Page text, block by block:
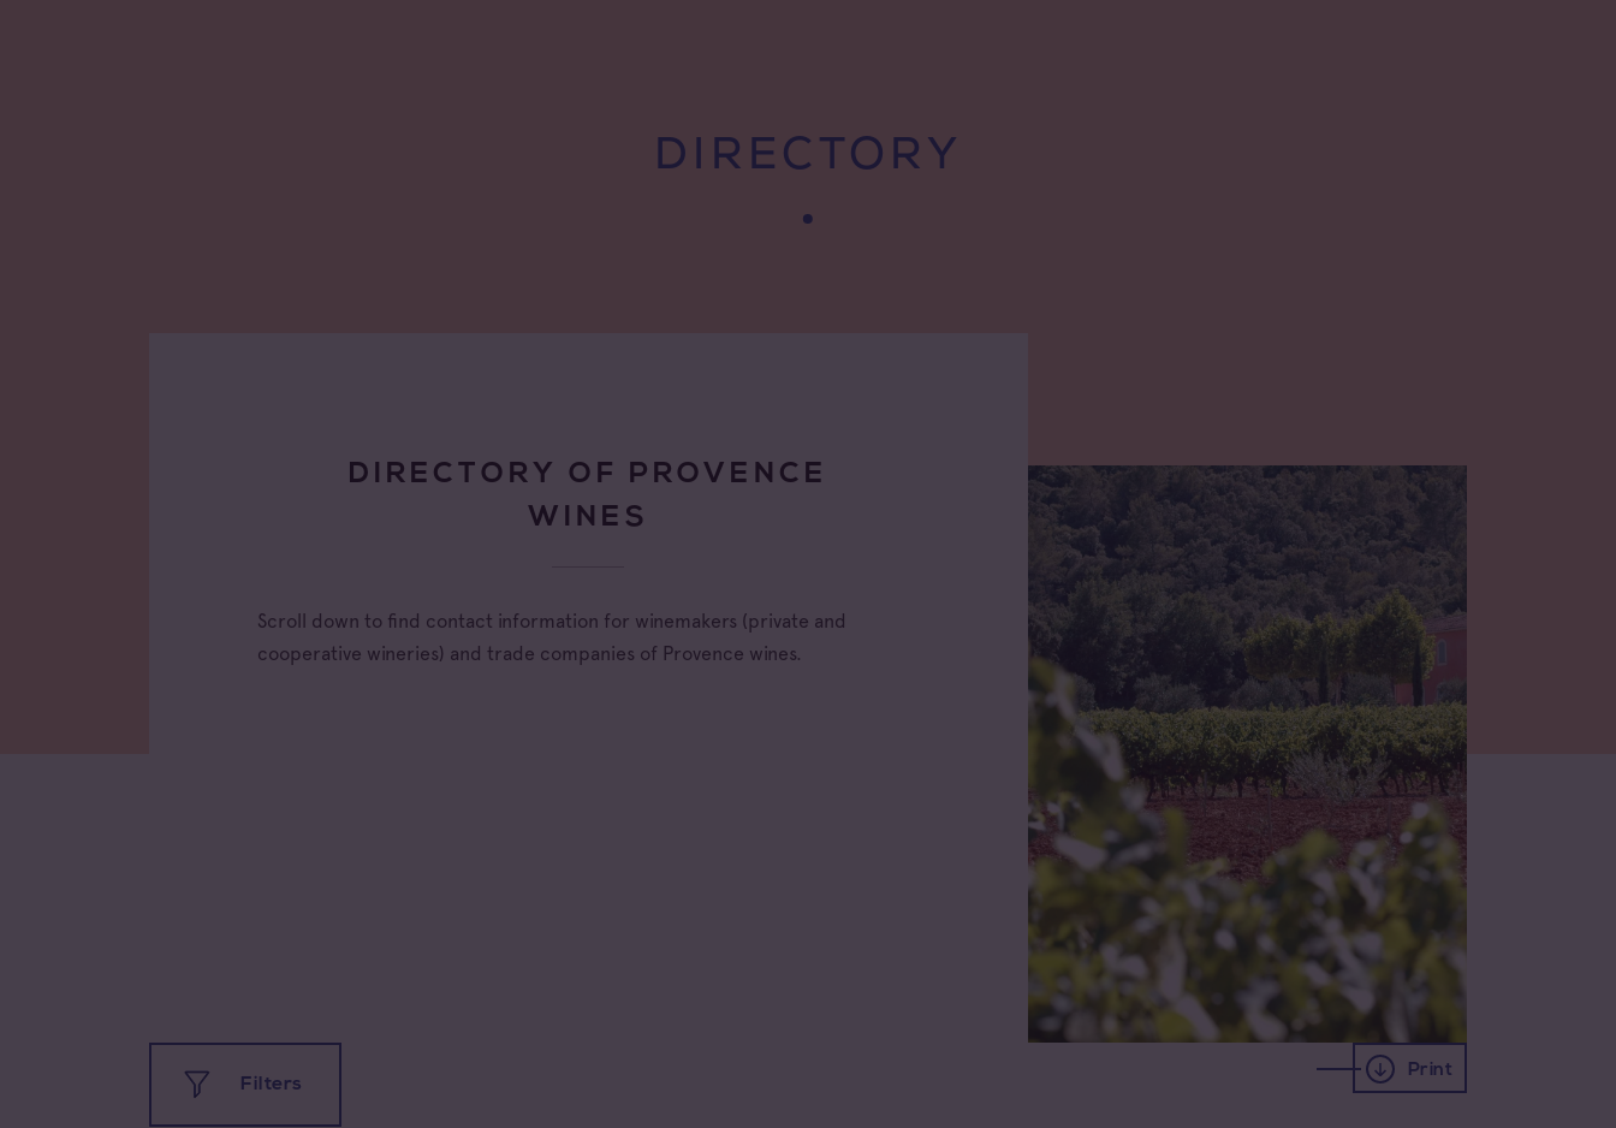
DIRECTORY
DIRECTORY OF PROVENCE
WINES
Scroll down to find contact information for winemakers (private and
cooperative wineries) and trade companies of Provence wines.
Filters
Print